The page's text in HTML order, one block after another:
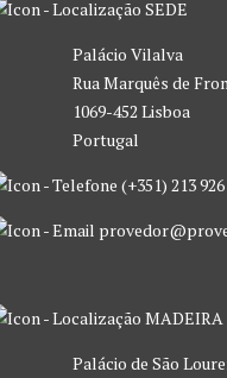
SEDE
Palácio Vilalva
Rua Marquês de
1069-452 Lisboa
Portugal
(+351) 213
MADEIRA
Palácio de São